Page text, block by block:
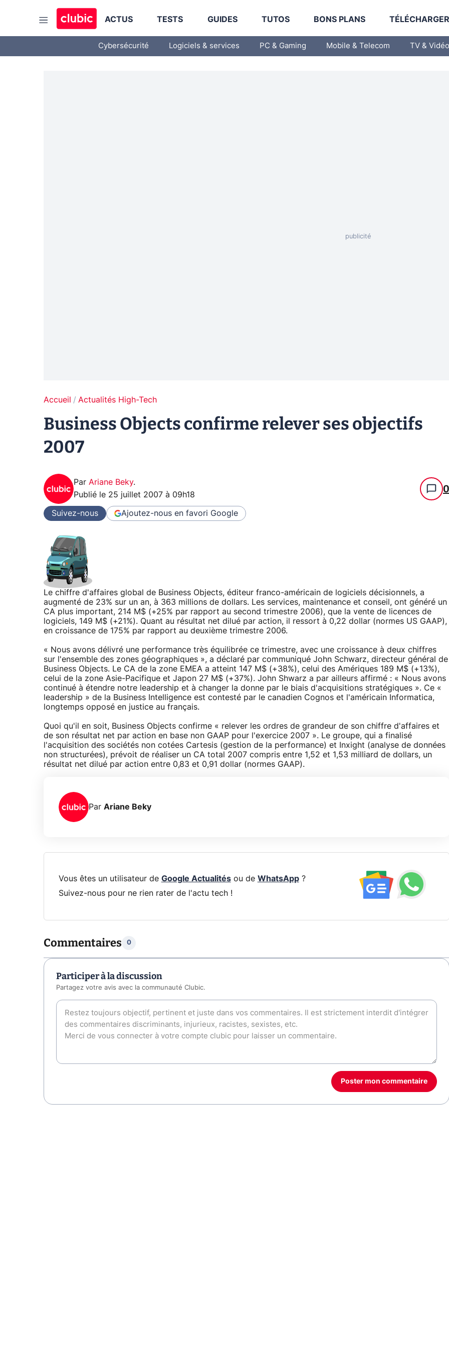
ACTUS TESTS GUIDES TUTOS BONS PLANS
Cybersécurité Logiciels & services PC & Gaming Mobile & Telecom TV & Vidéo
Accueil Actualités High-Tech
Business Objects confirme relever ses objectifs
2007
Par Ariane Beky.
Publié le 25 juillet 2007 à 09h18 0
Suivez-nous Ajoutez-nous en favori Google
Le chiffre d'affaires global de Business Objects, éditeur franco-américain de logiciels décisionnels, a
augmenté de 23% sur un an, à 363 millions de dollars. Les services, maintenance et conseil, ont généré un
CA plus important, 214 M$ (+25% par rapport au second trimestre 2006), que la vente de licences de
logiciels, 149 M$ (+21%). Quant au résultat net dilué par action, il ressort à 0,22 dollar (normes US GAAP),
en croissance de 175% par rapport au deuxième trimestre 2006.
« Nous avons délivré une performance très équilibrée ce trimestre, avec une croissance à deux chiffres
sur l'ensemble des zones géographiques », a déclaré par communiqué John Schwarz, directeur général de
Business Objects. Le CA de la zone EMEA a atteint 147 M$ (+38%), celui des Amériques 189 M$ (+13%),
celui de la zone Asie-Pacifique et Japon 27 M$ (+37%). John Shwarz a par ailleurs affirmé : « Nous avons
continué à étendre notre leadership et à changer la donne par le biais d'acquisitions stratégiques ». Ce «
leadership » de la Business Intelligence est contesté par le canadien Cognos et l'américain Informatica,
longtemps opposé en justice au français.
Quoi qu'il en soit, Business Objects confirme « relever les ordres de grandeur de son chiffre d'affaires et
de son résultat net par action en base non GAAP pour l'exercice 2007 ». Le groupe, qui a finalisé
l'acquisition des sociétés non cotées Cartesis (gestion de la performance) et Inxight (analyse de données
non structurées), prévoit de réaliser un CA total 2007 compris entre 1,52 et 1,53 milliard de dollars, un
résultat net dilué par action entre 0,83 et 0,91 dollar (normes GAAP).
Par Ariane Beky
Vous êtes un utilisateur de Google Actualitésou de WhatsApp?
Suivez-nous pour ne rien rater de l'actu tech !
Commentaires 0
Participer à la discussion
Partagez votre avis avec la communauté Clubic.
Poster mon commentaire